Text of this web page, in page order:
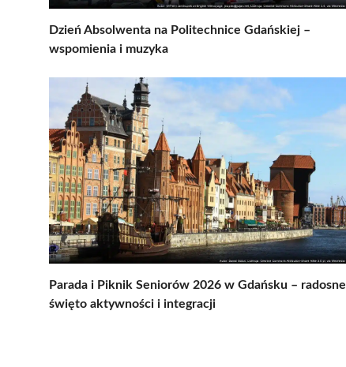
Dzień Absolwenta na Politechnice Gdańskiej –
wspomienia i muzyka
Parada i Piknik Seniorów 2026 w Gdańsku – radosne
święto aktywności i integracji